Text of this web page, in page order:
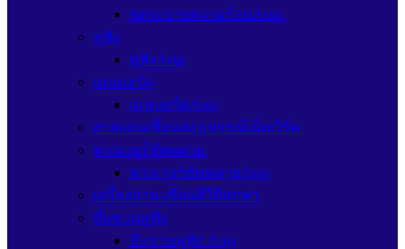
ชุดระบายความร้อนAsus
หูฟัง
หูฟังAsus
เมนบอร์ด
เมนบอร์ดAsus
สายแลนเชื่อมต่ออุปกรณ์เน็ตเวิร์ค
พาวเวอร์ซัพพลาย
พาวเวอร์ซัพพลายAsus
เครื่องอ่าน-เขียนดีวีดีพกพา
ที่แขวนหูฟัง
ที่แขวนหูฟัง Asus